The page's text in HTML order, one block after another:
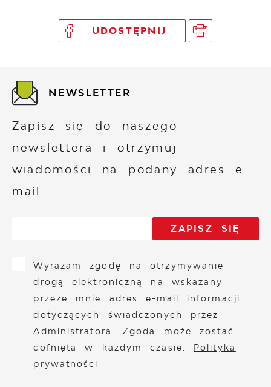
UDOSTĘPNIJ
NEWSLETTER
Zapisz się do naszego
newslettera i otrzymuj
wiadomości na podany adres e-
mail
Wyrażam zgodę na otrzymywanie
drogą elektroniczną na wskazany
przeze mnie adres e-mail informacji
dotyczących świadczonych przez
Administratora. Zgoda może zostać
cofnięta w każdym czasie. Polityka
prywatności